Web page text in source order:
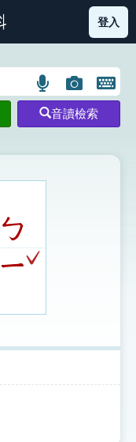
部首索引表圖示
登入
語
言
搜
示
圖
片
搜
開
鍵
圖
音讀檢索
ㄅ
ㄧ ˇ